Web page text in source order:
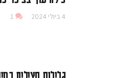
4 ביולי 2024 1